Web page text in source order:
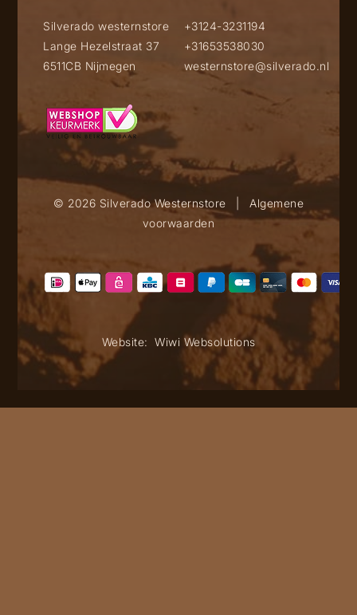
Silverado westernstore
Lange Hezelstraat 37
6511CB Nijmegen
+3124-3231194
+31653538030
westernstore@silverado.nl
© 2026 Silverado Westernstore
Algemene
voorwaarden
Website: Wiwi Websolutions